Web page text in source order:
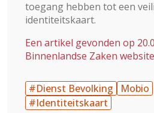
toegang hebben tot een
identiteitskaart.
Een artikel gevonden op
Binnenlandse Zaken website
#Dienst Bevolking
Mobio
#Identiteitskaart